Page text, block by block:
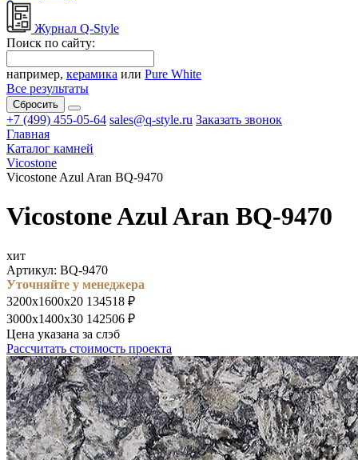
Журнал Q-Style
Поиск по сайту:
например, керамика или Pure White
Все результаты
Сбросить
+7 (499) 455-05-64 sales@q-style.ru Заказать звонок
Главная
Каталог камней
Vicostone
Vicostone Azul Aran BQ-9470
Vicostone Azul Aran BQ-9470
хит
Артикул: BQ-9470
Уточняйте у менеджера
3200х1600х20 134518 ₽
3000х1400х30 142506 ₽
Цена указана за слэб
Рассчитать стоимость проекта